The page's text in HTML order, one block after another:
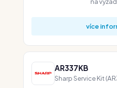
více
AR337KB
Sharp Service Kit